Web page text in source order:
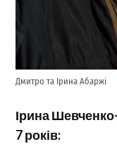
Дмитро та Ірина Абаржі
Ірина
7 років: